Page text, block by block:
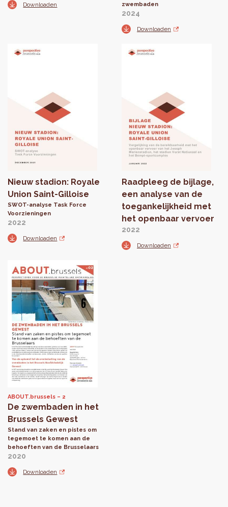
Downloaden
zwembaden
2024
Downloaden
Nieuw stadion: Royale
Union Saint-Gilloise
SWOT-analyse Task Force
Voorzieningen
2022
Downloaden
Raadpleeg de bijlage,
een analyse van de
toegankelijkheid met
het openbaar vervoer
2022
Downloaden
ABOUT.brussels 2
De zwembaden in het
Brussels Gewest
Stand van zaken en pistes om
tegemoet te komen aan de
behoeften van de Brusselaars
2020
Downloaden